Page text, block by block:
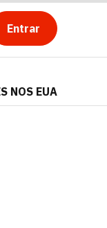
Entrar
NOS EUA